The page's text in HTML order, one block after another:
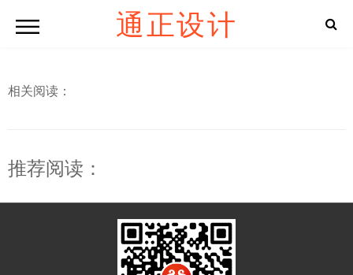
通正设计
相关阅读：
推荐阅读：